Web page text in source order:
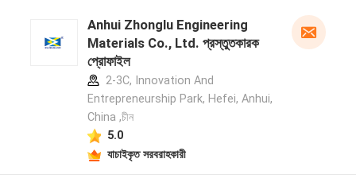
Anhui Zhonglu Engineering
Materials Co., Ltd. প্রস্তুতকারক
প্রোফাইল
2-3C, Innovation And
Entrepreneurship Park, Hefei, Anhui,
China ,চীন
5.0
যাচাইকৃত সরবরাহকারী